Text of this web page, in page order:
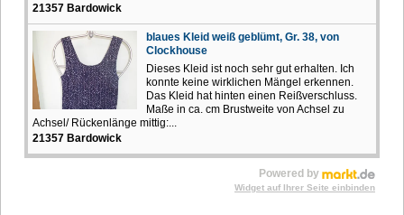
21357 Bardowick
blaues Kleid weiß geblümt, Gr. 38, von
Clockhouse
Dieses Kleid ist noch sehr gut erhalten. Ich
konnte keine wirklichen Mängel erkennen.
Das Kleid hat hinten einen Reißverschluss.
Maße in ca. cm Brustweite von Achsel zu
Achsel/ Rückenlänge mittig:...
21357 Bardowick
Powered by
Widget auf Ihrer Seite einbinden